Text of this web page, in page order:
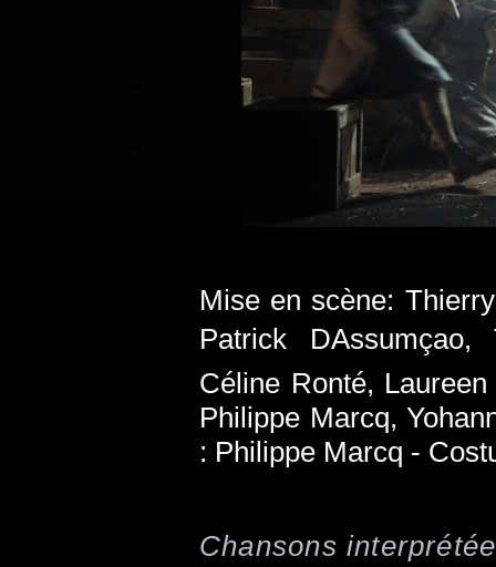
Mise en scène:
Patrick
Céline Ronté,
Philippe Marcq,
: Philippe Marcq -
Chansons